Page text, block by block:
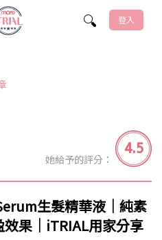
登入
她給予的評分： 4.5
生髮精華液｜純素
果｜iTRIAL用家分享